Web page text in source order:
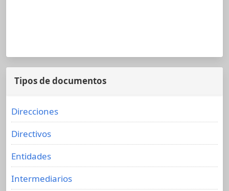
Tipos de documentos
Direcciones
Directivos
Entidades
Intermediarios